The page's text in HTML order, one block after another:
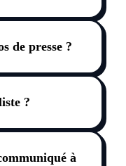
de presse ?
?
à